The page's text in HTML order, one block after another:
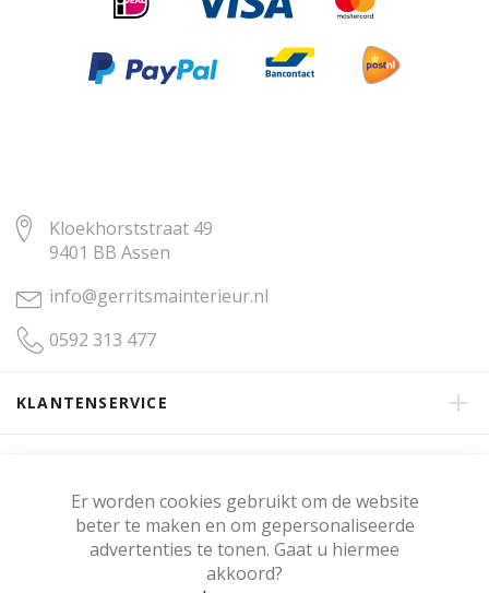
Er worden cookies gebruikt om de website
beter te maken en om gepersonaliseerde
advertenties te tonen. Gaat u hiermee
akkoord?
Kloekhorststraat 49
9401 BB Assen
info@gerritsmainterieur.nl
0592 313 477
KLANTENSERVICE
KLANTENBEOORDELING